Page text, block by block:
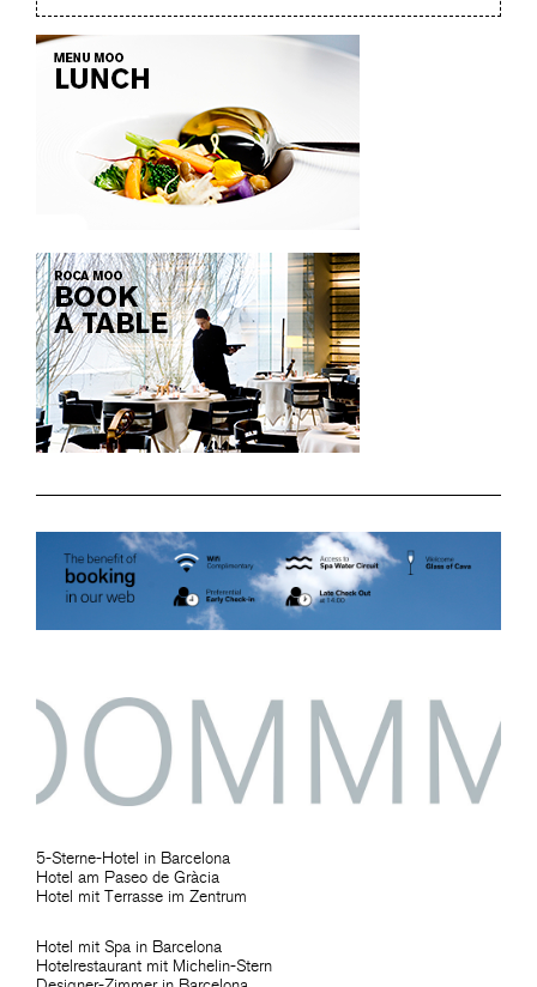
5-Sterne-Hotel in Barcelona
Hotel am Paseo de Gràcia
Hotel mit Terrasse im Zentrum
Hotel mit Spa in Barcelona
Hotelrestaurant mit Michelin-Stern